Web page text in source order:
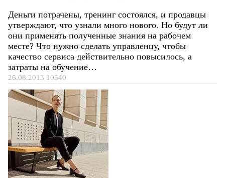
Деньги потрачены, тренинг состоялся, и продавцы
утверждают, что узнали много нового. Но будут ли
они применять полученные знания на рабочем
месте? Что нужно сделать управленцу, чтобы
качество сервиса действительно повысилось, а
затраты на обучение…
26.08.2013 10540